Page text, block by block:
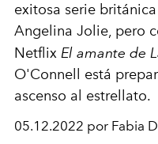
exitosa serie británica
Angelina Jolie, pero
Netflix El amante de
O'Connell está
ascenso al estrellato.
05.12.2022 por Fabia